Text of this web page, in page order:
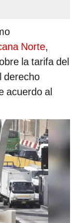
Norte,
la tarifa del
derecho
acuerdo al